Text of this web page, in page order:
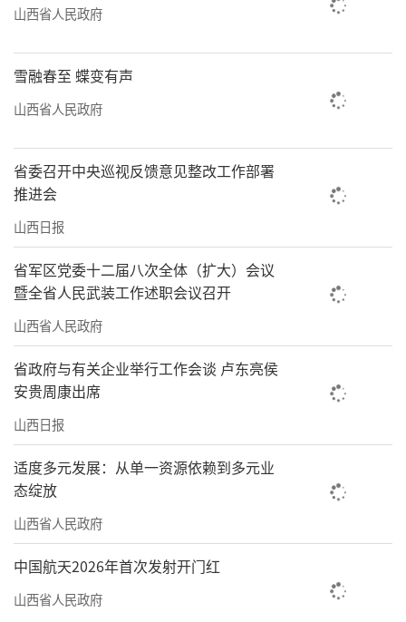
山西省人民政府
雪融春至 蝶变有声
山西省人民政府
省委召开中央巡视反馈意见整改工作部署
推进会
山西日报
省军区党委十二届八次全体（扩大）会议
暨全省人民武装工作述职会议召开
山西省人民政府
省政府与有关企业举行工作会谈 卢东亮侯
安贵周康出席
山西日报
适度多元发展：从单一资源依赖到多元业
态绽放
山西省人民政府
中国航天2026年首次发射开门红
山西省人民政府